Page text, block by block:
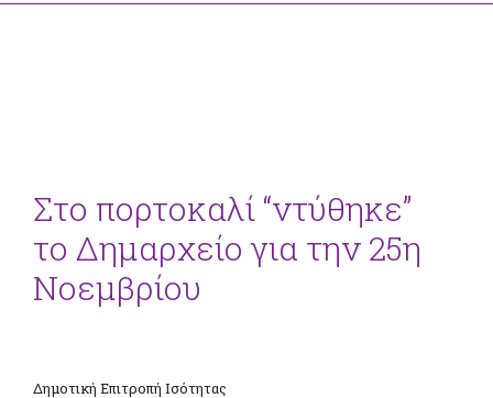
Στο πορτοκαλί “ντύθηκε”
το Δημαρχείο για την 25η
Νοεμβρίου
Δημοτική Επιτροπή Ισότητας